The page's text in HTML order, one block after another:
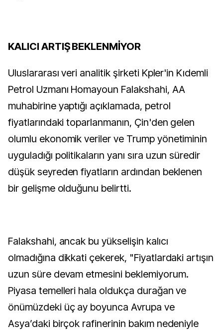
KALICI ARTIŞ BEKLENMİYOR
Uluslararası veri analitik şirketi Kpler'in Kıdemli
Petrol Uzmanı Homayoun Falakshahi, AA
muhabirine yaptığı açıklamada, petrol
fiyatlarındaki toparlanmanın, Çin'den gelen
olumlu ekonomik veriler ve Trump yönetiminin
uyguladığı politikaların yanı sıra uzun süredir
düşük seyreden fiyatların ardından beklenen
bir gelişme olduğunu belirtti.
Falakshahi, ancak bu yükselişin kalıcı
olmadığına dikkati çekerek, "Fiyatlardaki artışın
uzun süre devam etmesini beklemiyorum.
Piyasa temelleri hala oldukça durağan ve
önümüzdeki üç ay boyunca Avrupa ve
Asya’daki birçok rafinerinin bakım nedeniyle